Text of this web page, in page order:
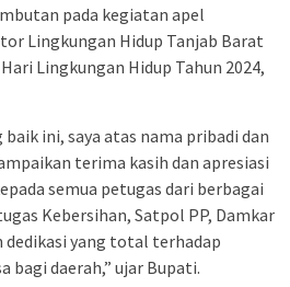
pada kegiatan apel
Lingkungan Hidup Tanjab Barat
Lingkungan Hidup Tahun 2024,
ini, saya atas nama pribadi dan
terima kasih dan apresiasi
semua petugas dari berbagai
Kebersihan, Satpol PP, Damkar
dedikasi yang total terhadap
bagi daerah,” ujar Bupati.